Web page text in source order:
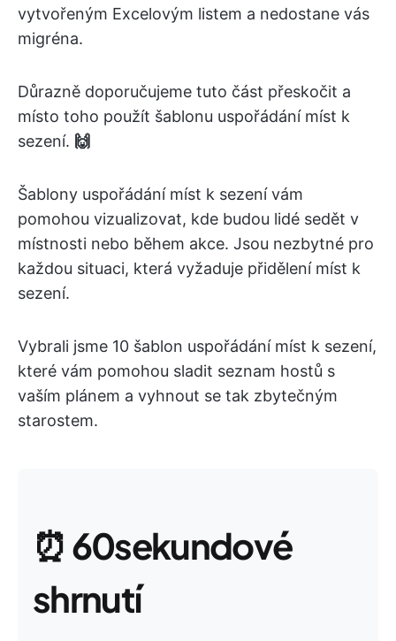
vytvořeným Excelovým listem a nedostane vás
migréna.
Důrazně doporučujeme tuto část přeskočit a
místo toho použít šablonu uspořádání míst k
sezení. 🙌
Šablony uspořádání míst k sezení vám
pomohou vizualizovat, kde budou lidé sedět v
místnosti nebo během akce. Jsou nezbytné pro
každou situaci, která vyžaduje přidělení míst k
sezení.
Vybrali jsme 10 šablon uspořádání míst k sezení,
které vám pomohou sladit seznam hostů s
vaším plánem a vyhnout se tak zbytečným
starostem.
⏰60sekundové
shrnutí